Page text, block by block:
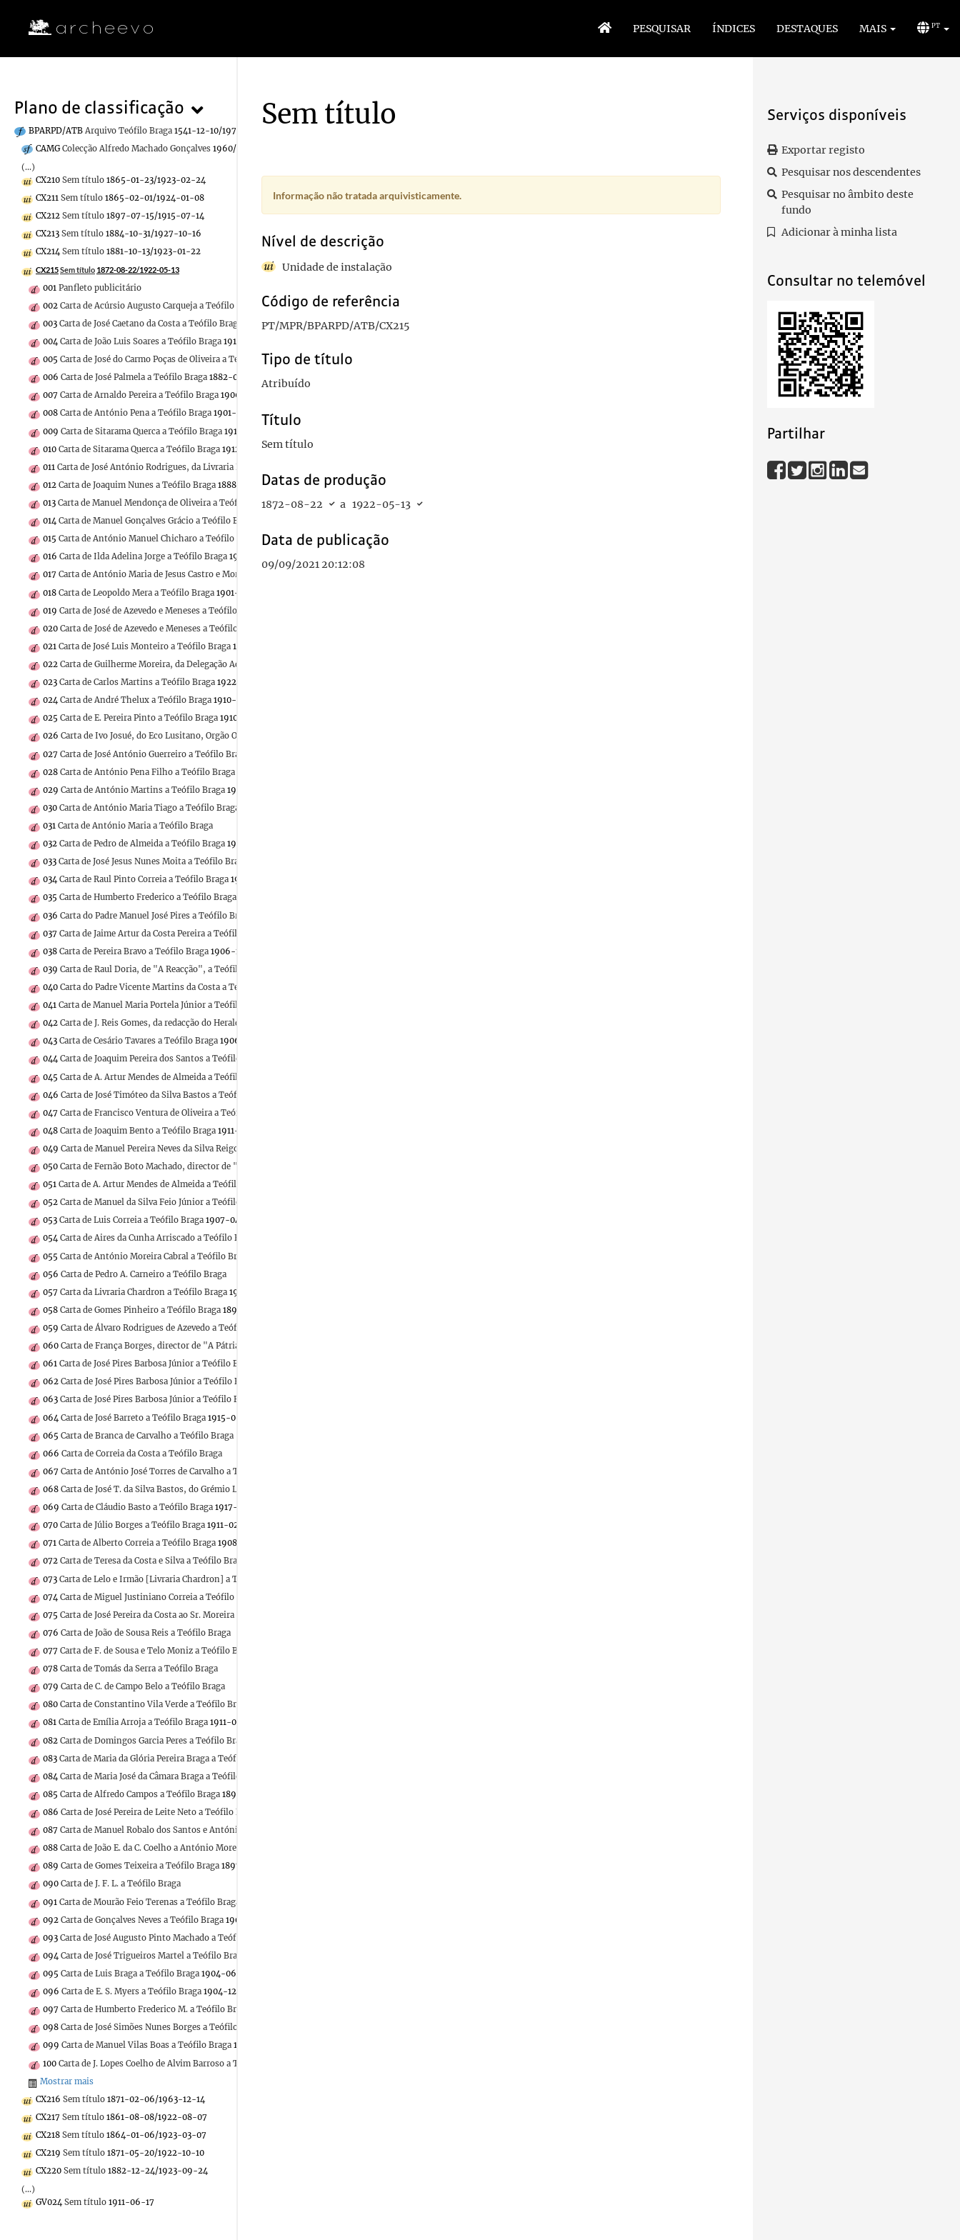
PESQUISAR ÍNDICES DESTAQUES MAIS PT
Plano de classificação
BPARPD/ATB Arquivo Teófilo Braga 1541-12-10/1970-12-30
CAMG Colecção Alfredo Machado Gonçalves 1960/1970-12-30
(...)
CX210 Sem título 1865-01-23/1923-02-24
CX211 Sem título 1865-02-01/1924-01-08
CX212 Sem título 1897-07-15/1915-07-14
CX213 Sem título 1884-10-31/1927-10-16
CX214 Sem título 1881-10-13/1923-01-22
CX215Sem título 1872-08-22/1922-05-13
001 Panfleto publicitário
002 Carta de Acúrsio Augusto Carqueja a Teófilo Braga
003 Carta de José Caetano da Costa a Teófilo Braga
004 Carta de João Luis Soares a Teófilo Braga 1911-04-24
005 Carta de José do Carmo Poças de Oliveira a Teófilo Braga 1910-11-16
006 Carta de José Palmela a Teófilo Braga 1882-04-02
007 Carta de Arnaldo Pereira a Teófilo Braga 1906-06-27
008 Carta de António Pena a Teófilo Braga 1901-09-04
009 Carta de Sitarama Querca a Teófilo Braga 1912-04-11
010 Carta de Sitarama Querca a Teófilo Braga 1912-05-01
011 Carta de José António Rodrigues, da Livraria Nacional e Estrangeira, a Teófilo Braga
012 Carta de Joaquim Nunes a Teófilo Braga 1888-10-22
013 Carta de Manuel Mendonça de Oliveira a Teófilo Braga 1901-10
014 Carta de Manuel Gonçalves Grácio a Teófilo Braga
015 Carta de António Manuel Chicharo a Teófilo Braga
016 Carta de Ilda Adelina Jorge a Teófilo Braga 1910-10-07
017 Carta de António Maria de Jesus Castro e Morais a Teófilo Braga
018 Carta de Leopoldo Mera a Teófilo Braga 1901-03-31
019 Carta de José de Azevedo e Meneses a Teófilo Braga
020 Carta de José de Azevedo e Meneses a Teófilo Braga
021 Carta de José Luis Monteiro a Teófilo Braga 1888-03-02
022 Carta de Guilherme Moreira, da Delegação Aduaneira da Alfândega do Porto, a Teófilo Braga
023 Carta de Carlos Martins a Teófilo Braga 1922-05-13
024 Carta de André Thelux a Teófilo Braga 1910-10-29
025 Carta de E. Pereira Pinto a Teófilo Braga 1910
026 Carta de Ivo Josué, do Eco Lusitano, Orgão Oficial da Colónia Portuguesa na Amazónia, a Teófilo Braga
027 Carta de José António Guerreiro a Teófilo Braga
028 Carta de António Pena Filho a Teófilo Braga
029 Carta de António Martins a Teófilo Braga 1911-04-05
030 Carta de António Maria Tiago a Teófilo Braga
031 Carta de António Maria a Teófilo Braga
032 Carta de Pedro de Almeida a Teófilo Braga 1910-11-21
033 Carta de José Jesus Nunes Moita a Teófilo Braga
034 Carta de Raul Pinto Correia a Teófilo Braga 1910-10-17
035 Carta de Humberto Frederico a Teófilo Braga
036 Carta do Padre Manuel José Pires a Teófilo Braga
037 Carta de Jaime Artur da Costa Pereira a Teófilo Braga
038 Carta de Pereira Bravo a Teófilo Braga 1906-11-24
039 Carta de Raul Doria, de "A Reacção", a Teófilo Braga
040 Carta do Padre Vicente Martins da Costa a Teófilo Braga
041 Carta de Manuel Maria Portela Júnior a Teófilo Braga
042 Carta de J. Reis Gomes, da redacção do Heraldo da Madeira, a Teófilo Braga
043 Carta de Cesário Tavares a Teófilo Braga 1906-02-24
044 Carta de Joaquim Pereira dos Santos a Teófilo Braga
045 Carta de A. Artur Mendes de Almeida a Teófilo Braga
046 Carta de José Timóteo da Silva Bastos a Teófilo Braga
047 Carta de Francisco Ventura de Oliveira a Teófilo Braga
048 Carta de Joaquim Bento a Teófilo Braga 1911-03-29
049 Carta de Manuel Pereira Neves da Silva Reigoso a Teófilo Braga
050 Carta de Fernão Boto Machado, director de "O Mundo Legal e Judiciário", e Gonçalves Neves, a Teófilo Braga
051 Carta de A. Artur Mendes de Almeida a Teófilo Braga
052 Carta de Manuel da Silva Feio Júnior a Teófilo Braga
053 Carta de Luis Correia a Teófilo Braga 1907-04-20
054 Carta de Aires da Cunha Arriscado a Teófilo Braga
055 Carta de António Moreira Cabral a Teófilo Braga
056 Carta de Pedro A. Carneiro a Teófilo Braga
057 Carta da Livraria Chardron a Teófilo Braga 1904-10-04
058 Carta de Gomes Pinheiro a Teófilo Braga 1896-02-10
059 Carta de Álvaro Rodrigues de Azevedo a Teófilo Braga
060 Carta de França Borges, director de "A Pátria", a Teófilo Braga
061 Carta de José Pires Barbosa Júnior a Teófilo Braga
062 Carta de José Pires Barbosa Júnior a Teófilo Braga
063 Carta de José Pires Barbosa Júnior a Teófilo Braga
064 Carta de José Barreto a Teófilo Braga 1915-06-24
065 Carta de Branca de Carvalho a Teófilo Braga
066 Carta de Correia da Costa a Teófilo Braga
067 Carta de António José Torres de Carvalho a Teófilo Braga
068 Carta de José T. da Silva Bastos, do Grémio Literário de Lisboa, a Teófilo Braga
069 Carta de Cláudio Basto a Teófilo Braga 1917-04-20
070 Carta de Júlio Borges a Teófilo Braga 1911-02-10
071 Carta de Alberto Correia a Teófilo Braga 1908-10-05
072 Carta de Teresa da Costa e Silva a Teófilo Braga
073 Carta de Lelo e Irmão [Livraria Chardron] a Teófilo Braga
074 Carta de Miguel Justiniano Correia a Teófilo Braga
075 Carta de José Pereira da Costa ao Sr. Moreira
076 Carta de João de Sousa Reis a Teófilo Braga
077 Carta de F. de Sousa e Telo Moniz a Teófilo Braga
078 Carta de Tomás da Serra a Teófilo Braga
079 Carta de C. de Campo Belo a Teófilo Braga
080 Carta de Constantino Vila Verde a Teófilo Braga
081 Carta de Emília Arroja a Teófilo Braga 1911-05-06
082 Carta de Domingos Garcia Peres a Teófilo Braga
083 Carta de Maria da Glória Pereira Braga a Teófilo Braga
084 Carta de Maria José da Câmara Braga a Teófilo Braga
085 Carta de Alfredo Campos a Teófilo Braga 1893-05-18
086 Carta de José Pereira de Leite Neto a Teófilo Braga
087 Carta de Manuel Robalo dos Santos e António José Bidarra a Teófilo Braga
088 Carta de João E. da C. Coelho a António Moreira Cabral
089 Carta de Gomes Teixeira a Teófilo Braga 1897-01-16
090 Carta de J. F. L. a Teófilo Braga
091 Carta de Mourão Feio Terenas a Teófilo Braga
092 Carta de Gonçalves Neves a Teófilo Braga 1909-07-12
093 Carta de José Augusto Pinto Machado a Teófilo Braga
094 Carta de José Trigueiros Martel a Teófilo Braga
095 Carta de Luis Braga a Teófilo Braga 1904-06-08
096 Carta de E. S. Myers a Teófilo Braga 1904-12-12
097 Carta de Humberto Frederico M. a Teófilo Braga
098 Carta de José Simões Nunes Borges a Teófilo Braga
099 Carta de Manuel Vilas Boas a Teófilo Braga 1896-10-17
100 Carta de J. Lopes Coelho de Alvim Barroso a Teófilo Braga
Mostrar mais
CX216 Sem título 1871-02-06/1963-12-14
CX217 Sem título 1861-08-08/1922-08-07
CX218 Sem título 1864-01-06/1923-03-07
CX219 Sem título 1871-05-20/1922-10-10
CX220 Sem título 1882-12-24/1923-09-24
(...)
GV024 Sem título 1911-06-17
Serviços disponíveis
Exportar registo
Pesquisar nos descendentes
Pesquisar no âmbito deste
fundo
Adicionar à minha lista
Consultar no telemóvel
Partilhar
Sem título
Informação não tratada arquivisticamente.
Nível de descrição
Unidade de instalação
Código de referência
PT/MPR/BPARPD/ATB/CX215
Tipo de título
Atribuído
Título
Sem título
Datas de produção
1872-08-22 a 1922-05-13
Data de publicação
09/09/2021 20:12:08